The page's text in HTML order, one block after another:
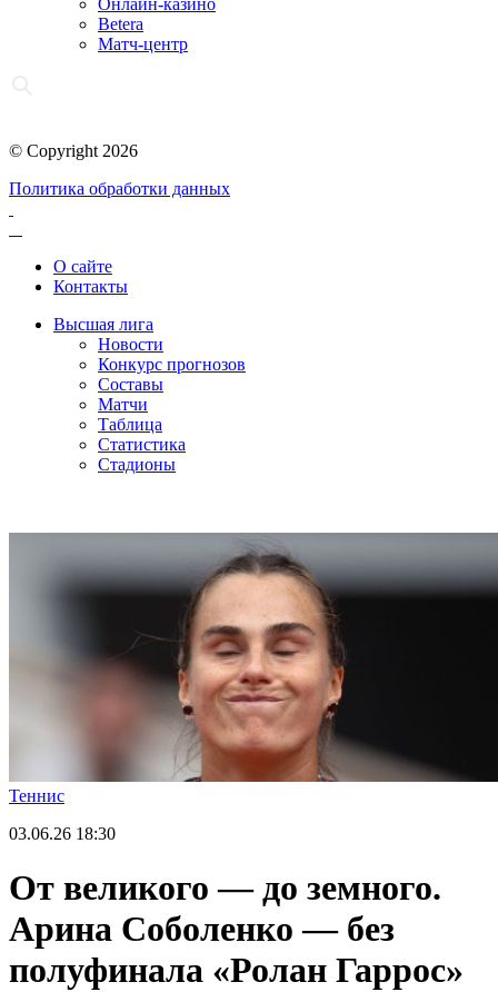
Онлайн-казино
Betera
Матч-центр
© Copyright 2026
Политика обработки данных
О сайте
Контакты
Высшая лига
Новости
Конкурс прогнозов
Составы
Матчи
Таблица
Статистика
Стадионы
Теннис
03.06.26 18:30
От великого — до земного.
Арина Соболенко — без
полуфинала «Ролан Гаррос»